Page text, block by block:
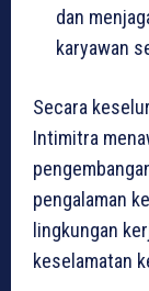
dan
karyawan
Secara
Intimitra
pengalaman
lingkungan
keselamatan